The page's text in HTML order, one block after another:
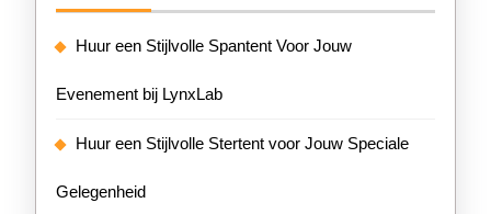
Huur een Stijlvolle Spantent Voor Jouw
Evenement bij LynxLab
Huur een Stijlvolle Stertent voor Jouw Speciale
Gelegenheid